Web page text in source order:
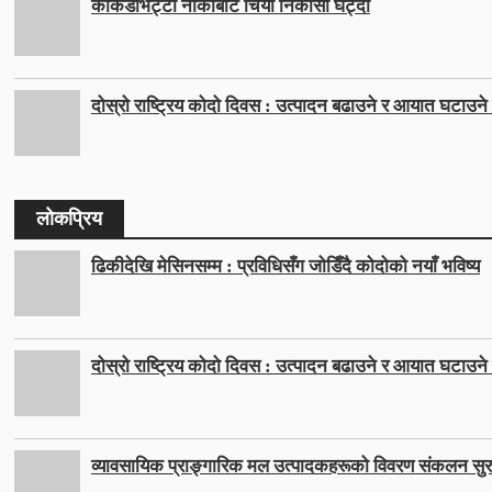
काँकडभिट्टा नाकाबाट चिया निकासी घट्दो
दोस्रो राष्ट्रिय कोदो दिवस : उत्पादन बढाउने र आयात घटाउने
लोकप्रिय
ढिकीदेखि मेसिनसम्म : प्रविधिसँग जोडिँदै कोदोको नयाँ भविष्य
दोस्रो राष्ट्रिय कोदो दिवस : उत्पादन बढाउने र आयात घटाउने
व्यावसायिक प्राङ्गारिक मल उत्पादकहरूको विवरण संकलन